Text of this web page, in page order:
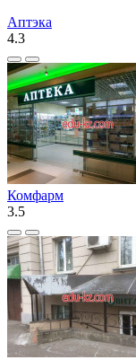
Аптэка
4.3
Комфарм
3.5